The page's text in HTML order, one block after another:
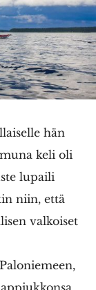
hän
keli oli
lupaili
niin, että
valkoiset